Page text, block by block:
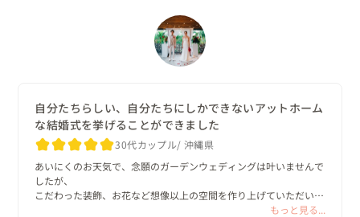
14:30　ファーストミート、ファミリーミート
17:00　パーティー
20:00　結び
おふたりは、前日からこちらの会場に宿泊されていまし
た。
（合計18名様の宿泊料金も費用に含まれております。）
自分たちらしい、自分たちにしかできないアットホーム
な結婚式を挙げることができました
30代カップル 沖縄県
あいにくのお天気で、念願のガーデンウェディングは叶いませんで
したが、
こだわった装飾、お花など想像以上の空間を作り上げていただいて
茜さん、スタッフの皆さまには本当に感謝しかありません。期限の
もっと見る...